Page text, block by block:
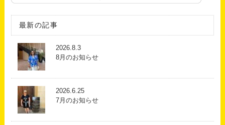
最新の記事
2026.8.3
8月のお知らせ
2026.6.25
7月のお知らせ